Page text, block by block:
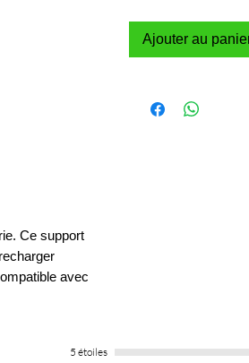
Ce support
avec
Ajouter au
5 étoiles